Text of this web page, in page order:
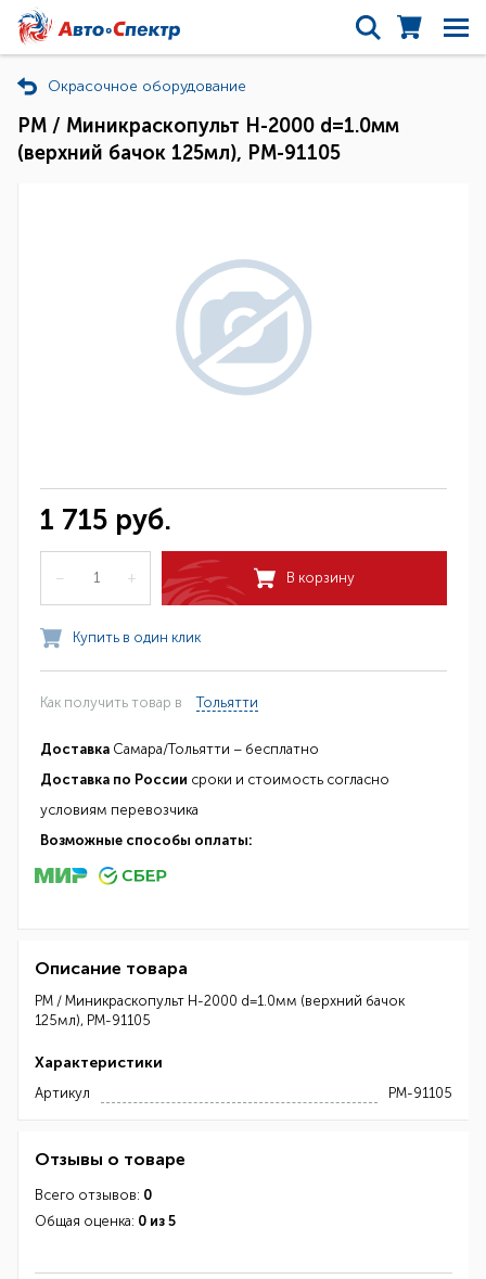
Окрасочное оборудование
РМ / Миникраскопульт H-2000 d=1.0мм
(верхний бачок 125мл), РМ-91105
1 715 руб.
– + В корзину
Купить в один клик
Как получить товар в Тольятти
Доставка Самара/Тольятти – бесплатно
Доставка по России сроки и стоимость согласно
условиям перевозчика
Возможные способы оплаты:
Описание товара
РМ / Миникраскопульт H-2000 d=1.0мм (верхний бачок
125мл), РМ-91105
Характеристики
Артикул РМ-91105
Отзывы о товаре
Всего отзывов: 0
Общая оценка: 0 из 5